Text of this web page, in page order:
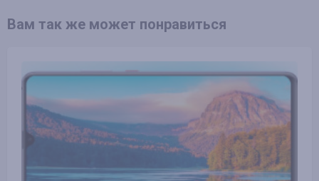
Вам так же может понравиться